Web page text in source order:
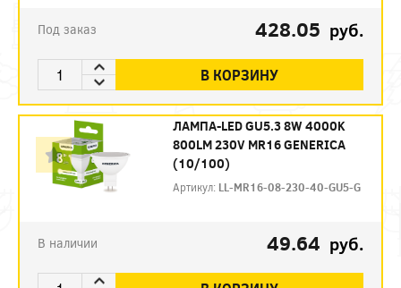
Под заказ 428.05 руб.
В КОРЗИНУ
ЛАМПА-LED GU5.3 8W 4000K
800LM 230V MR16 GENERICA
(10/100)
Артикул: LL-MR16-08-230-40-GU5-G
В наличии 49.64 руб.